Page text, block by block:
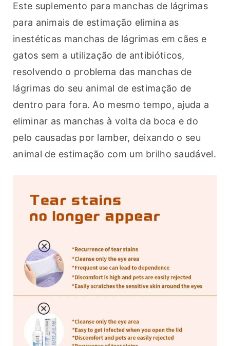
Este suplemento para manchas de lágrimas
para animais de estimação elimina as
inestéticas manchas de lágrimas em cães e
gatos sem a utilização de antibióticos,
resolvendo o problema das manchas de
lágrimas do seu animal de estimação de
dentro para fora. Ao mesmo tempo, ajuda a
eliminar as manchas à volta da boca e do
pelo causadas por lamber, deixando o seu
animal de estimação com um brilho saudável.